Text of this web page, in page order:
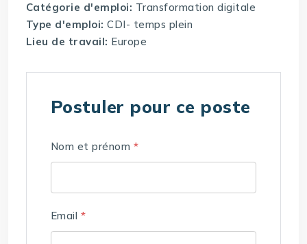
Catégorie d'emploi: Transformation digitale
Type d'emploi:CDI- temps plein
Lieu de travail: Europe
Postuler pour ce poste
Nom et prénom *
Email *